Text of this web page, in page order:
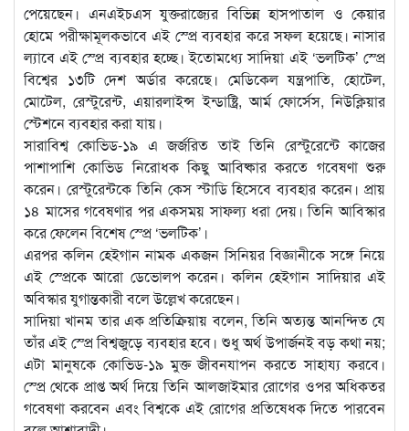
পেয়েছেন। এনএইচএস যুক্তরাজ্যের বিভিন্ন হাসপাতাল ও কেয়ার
হোমে পরীক্ষামূলকভাবে এই স্প্রে ব্যবহার করে সফল হয়েছে। নাসার
ল্যাবে এই স্প্রে ব্যবহার হচ্ছে। ইতোমধ্যে সাদিয়া এই ‘ভলটিক’ স্প্রে
বিশ্বের ১৩টি দেশ অর্ডার করেছে। মেডিকেল যন্ত্রপাতি, হোটেল,
মোটেল, রেস্টুরেন্ট, এয়ারলাইন্স ইন্ডাষ্ট্রি, আর্ম ফোর্সেস, নিউক্লিয়ার
স্টেশনে ব্যবহার করা যায়।
সারাবিশ্ব কোভিড-১৯ এ জর্জরিত তাই তিনি রেস্টুরেন্টে কাজের
পাশাপাশি কোভিড নিরোধক কিছু আবিষ্কার করতে গবেষণা শুরু
করেন। রেস্টুরেন্টকে তিনি কেস স্টাডি হিসেবে ব্যবহার করেন। প্রায়
১৪ মাসের গবেষণার পর একসময় সাফল্য ধরা দেয়। তিনি আবিস্কার
করে ফেলেন বিশেষ স্প্রে ‘ভলটিক’।
এরপর কলিন হেইগান নামক একজন সিনিয়র বিজ্ঞানীকে সঙ্গে নিয়ে
এই স্প্রেকে আরো ডেভোলপ করেন। কলিন হেইগান সাদিয়ার এই
অবিস্কার যুগান্তকারী বলে উল্লেখ করেছেন।
সাদিয়া খানম তার এক প্রতিক্রিয়ায় বলেন, তিনি অত্যন্ত আনন্দিত যে
তাঁর এই স্প্রে বিশ্বজুড়ে ব্যবহার হবে। শুধু অর্থ উপার্জনই বড় কথা নয়;
এটা মানুষকে কোভিড-১৯ মুক্ত জীবনযাপন করতে সাহায্য করবে।
স্প্রে থেকে প্রাপ্ত অর্থ দিয়ে তিনি আলজাইমার রোগের ওপর অধিকতর
গবেষণা করবেন এবং বিশ্বকে এই রোগের প্রতিষেধক দিতে পারবেন